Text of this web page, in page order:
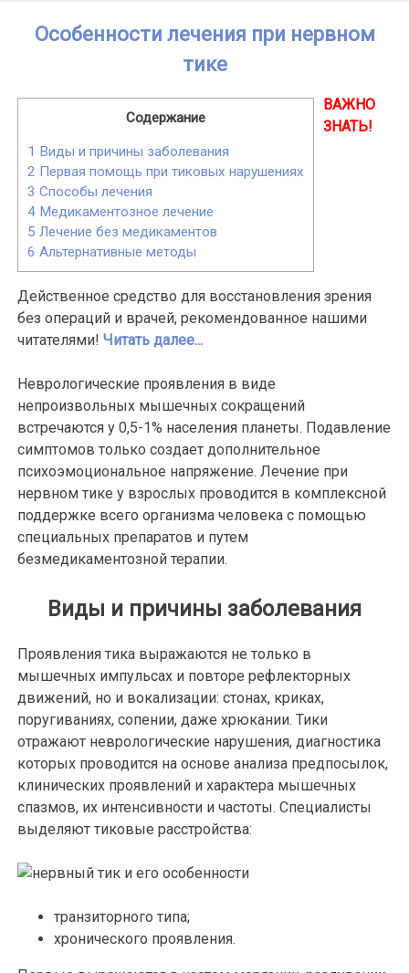
Особенности лечения при нервном
тике
Содержание
1
Виды и причины заболевания
2 Первая помощь при тиковых нарушениях
3 Способы лечения
4 Медикаментозное лечение
5 Лечение без медикаментов
6 Альтернативные методы
ВАЖНО
ЗНАТЬ!
Действенное средство для восстановления зрения
без операций и врачей, рекомендованное нашими
читателями!Читать далее...
Неврологические проявления в виде
непроизвольных мышечных сокращений
встречаются у 0,5-1% населения планеты. Подавление
симптомов только создает дополнительное
психоэмоциональное напряжение. Лечение при
нервном тике у взрослых проводится в комплексной
поддержке всего организма человека с помощью
специальных препаратов и путем
безмедикаментозной терапии.
Виды и причины заболевания
Проявления тика выражаются не только в
мышечных импульсах и повторе рефлекторных
движений, но и вокализации: стонах, криках,
поругиваниях, сопении, даже хрюкании. Тики
отражают неврологические нарушения, диагностика
которых проводится на основе анализа предпосылок,
клинических проявлений и характера мышечных
спазмов, их интенсивности и частоты. Специалисты
выделяют тиковые расстройства:
транзиторного типа;
хронического проявления.